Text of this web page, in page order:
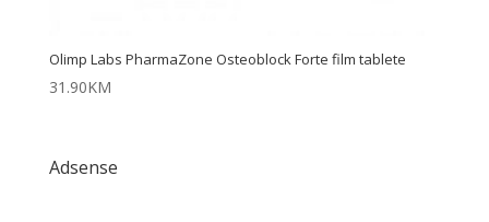
Olimp Labs PharmaZone Osteoblock Forte film tablete
31.90KM
Adsense